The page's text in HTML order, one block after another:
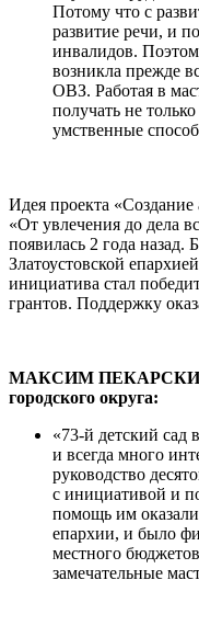
Потому что с
развитие речи, и
инвалидов.
возникла прежде
ОВЗ. Работая в
получать не
умственные
Идея проекта «Создание
«От увлечения до дела
появилась 2 года назад.
Златоустовской
инициатива стал
грантов. Поддержку
МАКСИМ ПЕКАРСКИЙ,
городского округа:
«73-й детский сад
и всегда много
руководство
с инициативой и
помощь им оказали
епархии, и было
местного
замечательные